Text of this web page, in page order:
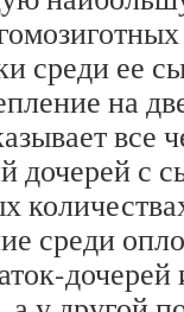
среди ее
на
все
дочерей с
среди
дочерей